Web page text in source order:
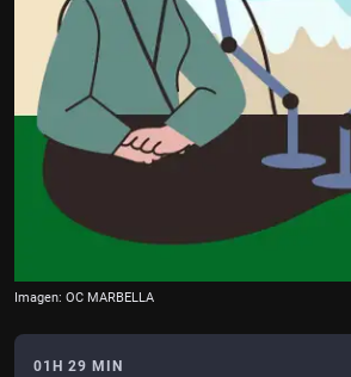
Imagen: OC MARBELLA
01H 29 MIN